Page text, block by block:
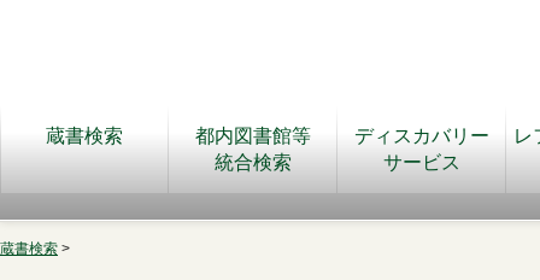
蔵書検索
都内図書館等
統合検索
ディスカバリー
サービス
レ
蔵書検索 >